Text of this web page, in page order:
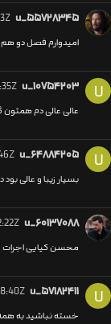
u_۵۵۷۲۸۳۴۵
امیدوارم فصل دو هم
U u_۱۰۷۵۴۲۰۳
عالی عالی دم همتون
U u_۶۴۸۸۴۲۰۵
بسیار زیبا و عالی
u_۶۰۱۳۷۰۸۸
محسن کیایی اجرات
U u_۵۷۱۸۲۴۱۱
خسته نباشید به همه